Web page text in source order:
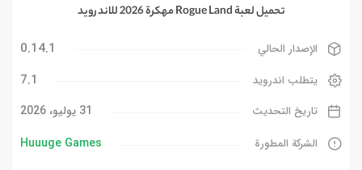
تحميل لعبة Rogue Land مهكرة 2026 للاندرويد
الإصدار الحالي 0.14.1
يتطلب اندرويد 7.1
تاريخ التحديث 31 يوليو، 2026
الشركة المطورة Huuuge Games